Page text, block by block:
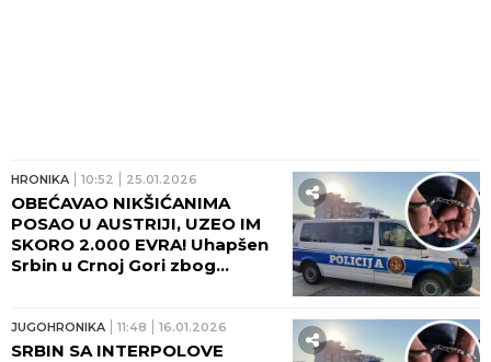
HRONIKA 10:52 25.01.2026
OBEĆAVAO NIKŠIĆANIMA
POSAO U AUSTRIJI, UZEO IM
SKORO 2.000 EVRA! Uhapšen
Srbin u Crnoj Gori zbog
JUGOHRONIKA 11:48 16.01.2026
SRBIN SA INTERPOLOVE